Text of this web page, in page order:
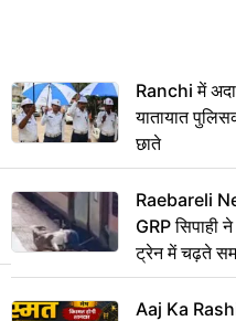
Ranchi में
यातायात
छाते
Raebareli
GRP सिपाही
ट्रेन में चढ़ते
CCTV में कैद
Aaj Ka